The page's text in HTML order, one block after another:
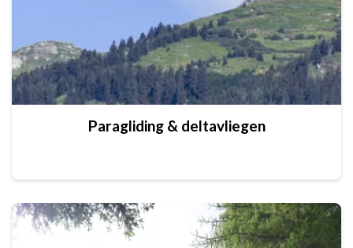
Paragliding & deltavliegen